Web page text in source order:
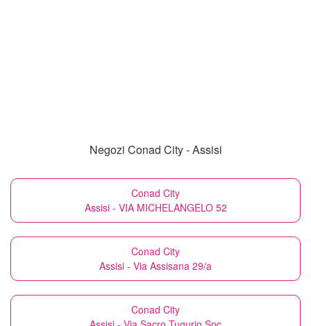
Negozi Conad City - Assisi
Conad City
Assisi - VIA MICHELANGELO 52
Conad City
Assisi - Via Assisana 29/a
Conad City